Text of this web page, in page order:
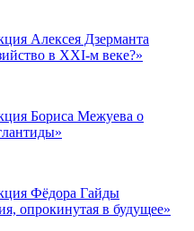
Алексея Дзерманта
в XXI-м веке?»
Бориса Межуева о
Фёдора Гайды
опрокинутая в будущее»